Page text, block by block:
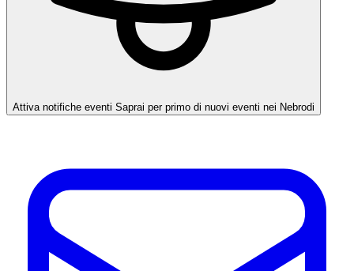
Attiva notifiche eventi Saprai per primo di nuovi eventi nei Nebrodi